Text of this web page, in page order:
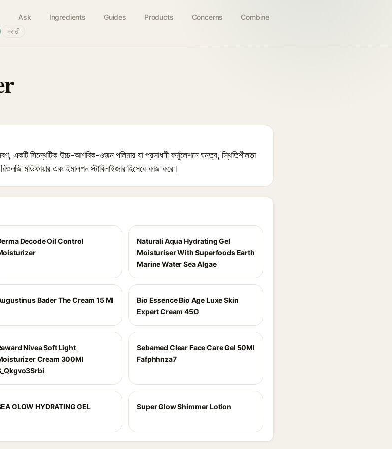
Ask Ingredients Guides Products Concerns Combine
मराठी
সিন্থেটিক উচ্চ-আণবিক-ওজন পলিমার যা প্রসাধনী ফর্মুলেশনে ঘনত্ব, স্থিতিশীলতা
মডিফায়ার এবং ইমালশন স্টাবিলাইজার হিসেবে কাজ করে।
Decode Oil Control
Naturali Aqua Hydrating Gel
Moisturiser With Superfoods Earth
Marine Water Sea Algae
Bader The Cream 15 Ml
Bio Essence Bio Age Luxe Skin
Expert Cream 45G
Nivea Soft Light
Cream 300Ml
Sebamed Clear Face Care Gel 50Ml
Fafphhnza7
GLOW HYDRATING GEL Super Glow Shimmer Lotion